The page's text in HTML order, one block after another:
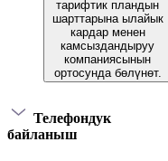
тарифтик пландын
шарттарына ылайык
кардар менен
камсыздандыруу
компаниясынын
ортосунда бөлүнөт.
Телефондук
байланыш